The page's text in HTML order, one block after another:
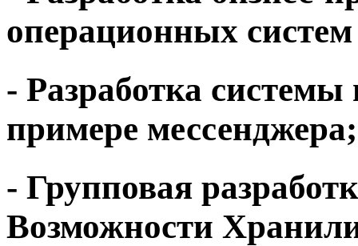
операционных
- Разработка
примере мессенджера;
- Групповая
Возможности